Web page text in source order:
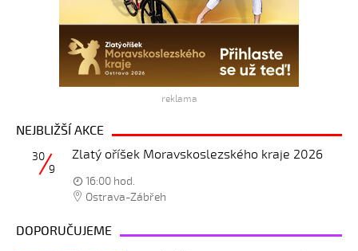
reklama
NEJBLIŽŠÍ AKCE
Zlatý oříšek Moravskoslezského kraje 2026
30
9
16:00 hod.
Ostrava-Zábřeh
DOPORUČUJEME